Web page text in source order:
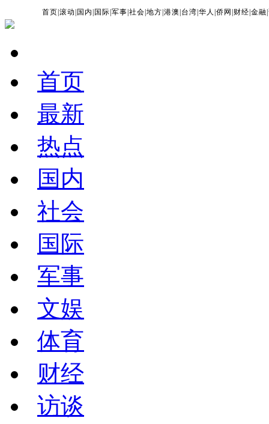
首页 |滚动 国内 国际 |军事 |社会 |地方 |港澳 台湾 |华人 |侨网 财经 |金融 |
首页
最新
热点
国内
社会
国际
军事
文娱
体育
财经
访谈